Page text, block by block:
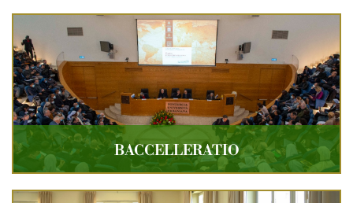
BACCELLERATIO